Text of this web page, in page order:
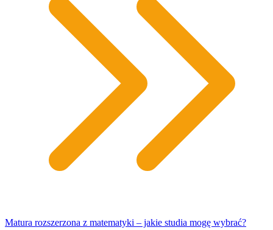
Matura rozszerzona z matematyki – jakie studia mogę wybrać?